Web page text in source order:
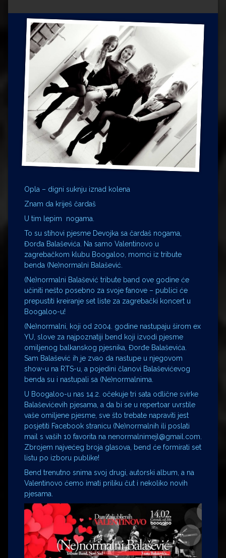
Drugi autori
Drugi autori
Matea Andrić
Ljiljana Lekanić-Kljaić
Željko Krznarić
Mario Lovreković
Miroslav Šantek
Opla – digni suknju iznad kolena
Znam da kriješ čardaš
U tim lepim nogama.
To su stihovi pjesme Devojka sa čardaš nogama,
Đorđa Balaševića. Na samo Valentinovo u
zagrebačkom klubu Boogaloo, momci iz tribute
benda (Ne)normalni Balašević.
(Ne)normalni Balašević tribute band ove godine će
učiniti nešto posebno za svoje fanove – publici će
prepustiti kreiranje set liste za zagrebački koncert u
Boogaloo-u!
(Ne)normalni, koji od 2004. godine nastupaju širom ex
YU, slove za najpoznatiji bend koji izvodi pjesme
omiljenog balkanskog pjesnika, Đorđe Balaševića.
Sam Balašević ih je zvao da nastupe u njegovom
show-u na RTS-u, a pojedini članovi Balaševićevog
benda su i nastupali sa (Ne)normalnima.
U Boogaloo-u nas 14.2. očekuje tri sata odlične svirke
Balaševićevih pjesama, a da bi se u repertoar uvrstile
vaše omiljene pjesme, sve što trebate napraviti jest
posjetiti Facebook stranicu (Ne)normalnih ili poslati
mail s vaših 10 favorita na nenormalnimejl@gmail.com.
Zbrojem najvećeg broja glasova, bend će formirati set
listu po izboru publike!
Bend trenutno snima svoj drugi, autorski album, a na
Valentinovo ćemo imati priliku čut i nekoliko novih
pjesama.